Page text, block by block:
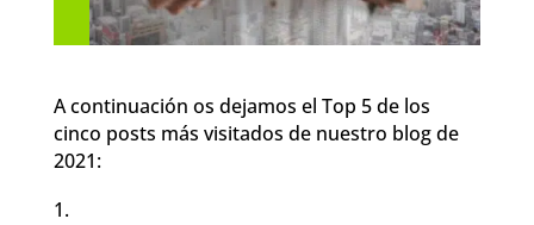
A continuación os dejamos el Top 5 de los
cinco posts más visitados de nuestro blog de
2021: